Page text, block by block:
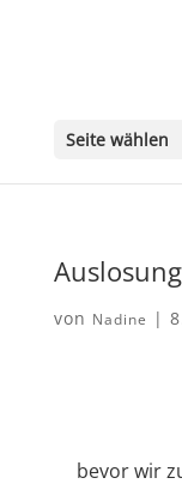
Seite wählen
von Nadine |
bevor wir